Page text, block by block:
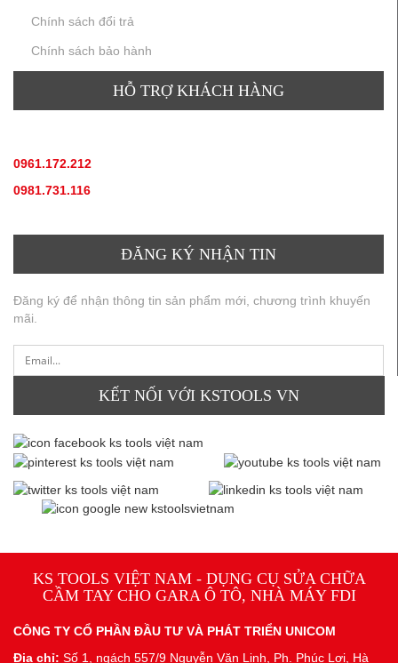
Chính sách đổi trả
Chính sách bảo hành
HỖ TRỢ KHÁCH HÀNG
0961.172.212
0981.731.116
ĐĂNG KÝ NHẬN TIN
Đăng ký để nhận thông tin sản phẩm mới, chương trình khuyến
mãi.
KẾT NỐI VỚI KSTOOLS VN
KS TOOLS VIỆT NAM - DỤNG CỤ SỬA CHỮA
CẦM TAY CHO GARA Ô TÔ, NHÀ MÁY FDI
CÔNG TY CỔ PHẦN ĐẦU TƯ VÀ PHÁT TRIỂN UNICOM
Địa chỉ: Số 1, ngách 557/9 Nguyễn Văn Linh, Ph. Phúc Lợi, Hà